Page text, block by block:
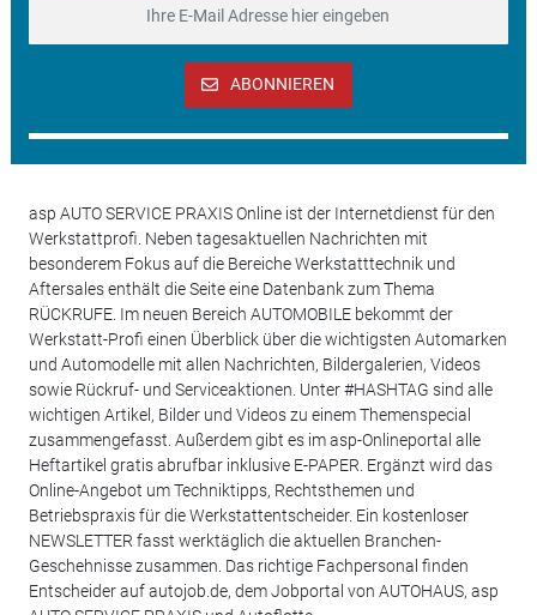
ABONNIEREN
asp AUTO SERVICE PRAXIS Online ist der Internetdienst für den
Werkstattprofi. Neben tagesaktuellen Nachrichten mit
besonderem Fokus auf die Bereiche Werkstatttechnik und
Aftersales enthält die Seite eine Datenbank zum Thema
RÜCKRUFE. Im neuen Bereich AUTOMOBILE bekommt der
Werkstatt-Profi einen Überblick über die wichtigsten Automarken
und Automodelle mit allen Nachrichten, Bildergalerien, Videos
sowie Rückruf- und Serviceaktionen. Unter #HASHTAG sind alle
wichtigen Artikel, Bilder und Videos zu einem Themenspecial
zusammengefasst. Außerdem gibt es im asp-Onlineportal alle
Heftartikel gratis abrufbar inklusive E-PAPER. Ergänzt wird das
Online-Angebot um Techniktipps, Rechtsthemen und
Betriebspraxis für die Werkstattentscheider. Ein kostenloser
NEWSLETTER fasst werktäglich die aktuellen Branchen-
Geschehnisse zusammen. Das richtige Fachpersonal finden
Entscheider auf autojob.de, dem Jobportal von AUTOHAUS, asp